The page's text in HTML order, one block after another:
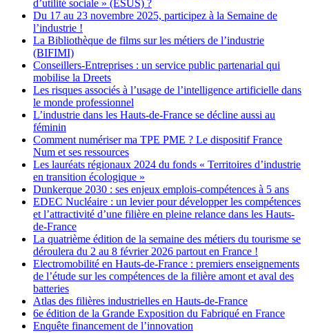
d’utilité sociale » (ESUS) ?
Du 17 au 23 novembre 2025, participez à la Semaine de
l’industrie !
La Bibliothèque de films sur les métiers de l’industrie
(BIFIMI)
Conseillers-Entreprises : un service public partenarial qui
mobilise la Dreets
Les risques associés à l’usage de l’intelligence artificielle dans
le monde professionnel
L’industrie dans les Hauts-de-France se décline aussi au
féminin
Comment numériser ma TPE PME ? Le dispositif France
Num et ses ressources
Les lauréats régionaux 2024 du fonds « Territoires d’industrie
en transition écologique »
Dunkerque 2030 : ses enjeux emplois-compétences à 5 ans
EDEC Nucléaire : un levier pour développer les compétences
et l’attractivité d’une filière en pleine relance dans les Hauts-
de-France
La quatrième édition de la semaine des métiers du tourisme se
déroulera du 2 au 8 février 2026 partout en France !
Electromobilité en Hauts-de-France : premiers enseignements
de l’étude sur les compétences de la filière amont et aval des
batteries
Atlas des filières industrielles en Hauts-de-France
6e édition de la Grande Exposition du Fabriqué en France
Enquête financement de l’innovation